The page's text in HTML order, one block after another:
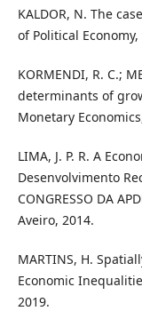
KALDOR, N. The
of Political
KORMENDI, R. C.;
determinants of
Monetary
LIMA, J. P. R. A
Desenvolvimento
CONGRESSO DA
Aveiro, 2014.
MARTINS, H.
Economic
2019.